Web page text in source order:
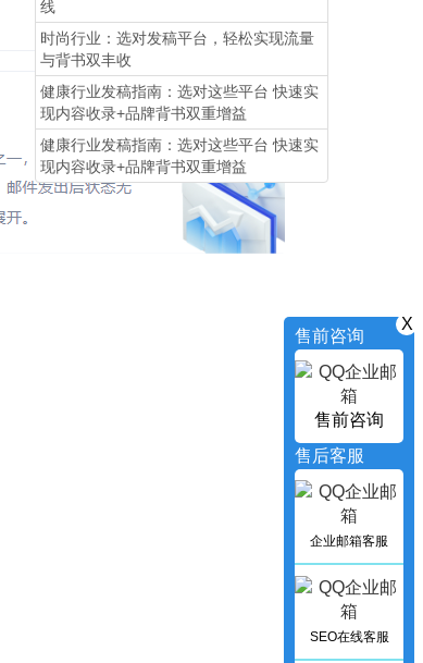
线
时尚行业：选对发稿平台，轻松实现流量
与背书双丰收
健康行业发稿指南：选对这些平台 快速实
现内容收录+品牌背书双重增益
健康行业发稿指南：选对这些平台 快速实
现内容收录+品牌背书双重增益
X
售前咨询
售前咨询
售后客服
企业邮箱客服
SEO在线客服